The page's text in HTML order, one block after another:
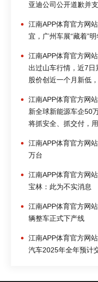
亚迪公司公开道歉并
江南APP体育官方网
宜，广州车展“藏着”
江南APP体育官方网
出过山车行情，近7日
股价创近一个月新低
江南APP体育官方网
新全球新能源车企50
将抓安全、抓交付，
江南APP体育官方网
万台
江南APP体育官方网
宝林：此为不实消息
江南APP体育官方网
辆整车正式下产线
江南APP体育官方网
汽车2025年全年预计